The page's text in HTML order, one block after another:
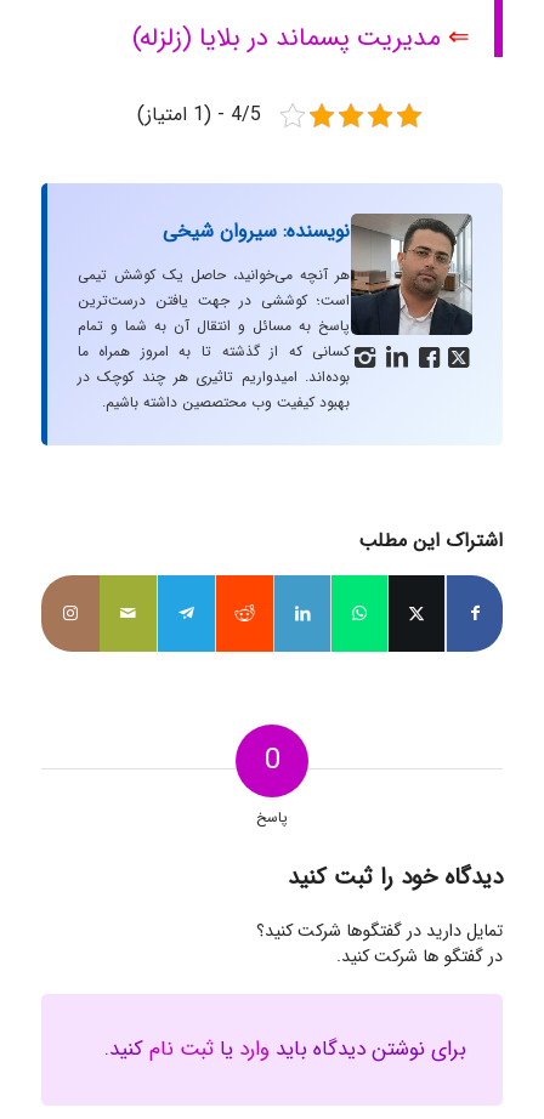
⇐ مدیریت پسماند در بلایا (زلزله)
4/5 - (1 امتیاز)
   
نویسنده: سیروان شیخی
هر آنچه می‌خوانید، حاصل یک کوشش تیمی
است؛ کوششی در جهت یافتن درست‌ترین
پاسخ به مسائل و انتقال آن به شما و تمام
کسانی که از گذشته تا به امروز همراه ما
بوده‌اند. امیدواریم تاثیری هر چند کوچک در
بهبود کیفیت وب محتصصین داشته باشیم.
اشتراک این مطلب
0
پاسخ
دیدگاه خود را ثبت کنید
تمایل دارید در گفتگوها شرکت کنید؟
در گفتگو ها شرکت کنید.
برای نوشتن دیدگاه باید وارد یا ثبت نامکنید.